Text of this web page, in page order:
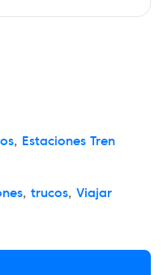
, Estaciones Tren
, trucos, Viajar